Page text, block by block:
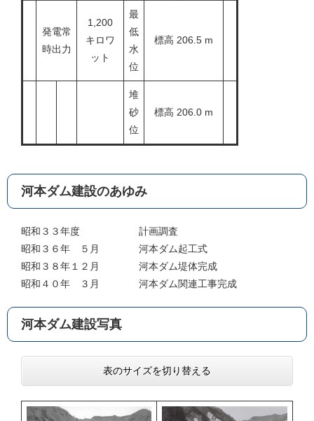
発電常
時出力
1,200
キロワ
ット
最
低
水
位
標高 206.5 m
堆
砂
位
標高 206.0 m
河本ダム建設のあゆみ
昭和３３年度 計画調査
昭和３６年 ５月 河本ダム起工式
昭和３８年１２月 河本ダム堤体完成
昭和４０年 ３月 河本ダム関連工事完成
河本ダム建設写真
表のサイズを切り替える